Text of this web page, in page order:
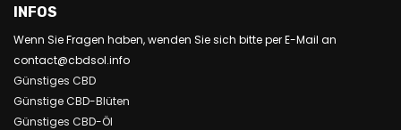
INFOS
Wenn Sie Fragen haben, wenden Sie sich bitte per E-Mail an
contact@cbdsol.info
Günstiges CBD
Günstige CBD-Blüten
Günstiges CBD-Öl